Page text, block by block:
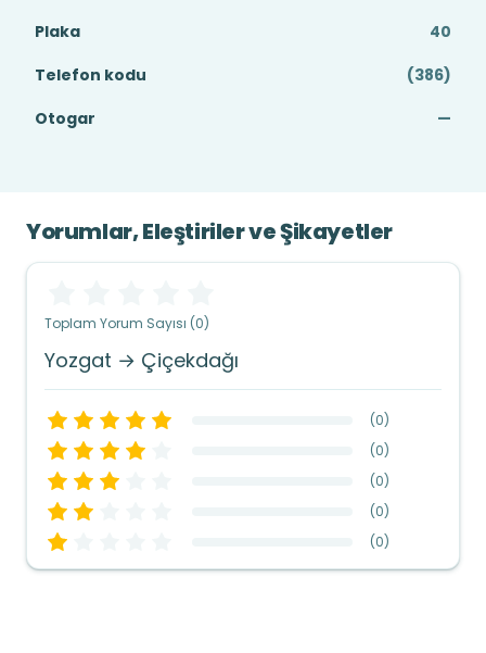
Plaka
40
Telefon kodu
(386)
Otogar
—
Yorumlar, Eleştiriler ve Şikayetler
Toplam Yorum Sayısı (0)
Yozgat → Çiçekdağı
(0)
(0)
(0)
(0)
(0)